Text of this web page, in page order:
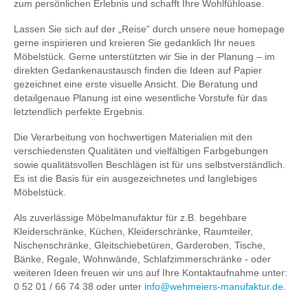
zum persönlichen Erlebnis und schafft Ihre Wohlfühloase.
Lassen Sie sich auf der „Reise“ durch unsere neue homepage
gerne inspirieren und kreieren Sie gedanklich Ihr neues
Möbelstück. Gerne unterstützten wir Sie in der Planung – im
direkten Gedankenaustausch finden die Ideen auf Papier
gezeichnet eine erste visuelle Ansicht. Die Beratung und
detailgenaue Planung ist eine wesentliche Vorstufe für das
letztendlich perfekte Ergebnis.
Die Verarbeitung von hochwertigen Materialien mit den
verschiedensten Qualitäten und vielfältigen Farbgebungen
sowie qualitätsvollen Beschlägen ist für uns selbstverständlich.
Es ist die Basis für ein ausgezeichnetes und langlebiges
Möbelstück.
Als zuverlässige Möbelmanufaktur für z.B. begehbare
Kleiderschränke, Küchen, Kleiderschränke, Raumteiler,
Nischenschränke, Gleitschiebetüren, Garderoben, Tische,
Bänke, Regale, Wohnwände, Schlafzimmerschränke - oder
weiteren Ideen freuen wir uns auf Ihre Kontaktaufnahme unter:
0 52 01 / 66 74 38 oder unter info@wehmeiers-manufaktur.de.